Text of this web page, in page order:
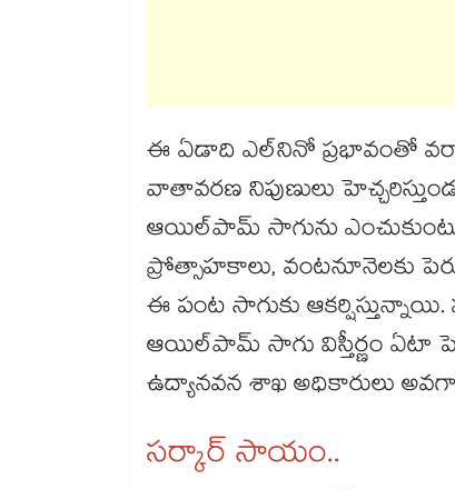
ఈ ఏడాది ఎల్‌‌‌‌‌‌‌‌నినో ప్రభావంతో
వాతావరణ నిపుణులు
ఆయిల్‌‌‌‌‌‌‌‌పామ్ సాగును
ప్రోత్సాహకాలు, వంటనూనెలకు
ఈ పంట సాగుకు
ఆయిల్‌‌‌‌‌‌‌‌పామ్ సాగు విస్తీర్ణం ఏటా
ఉద్యానవన శాఖ అధికారులు
సర్కార్ సాయం..